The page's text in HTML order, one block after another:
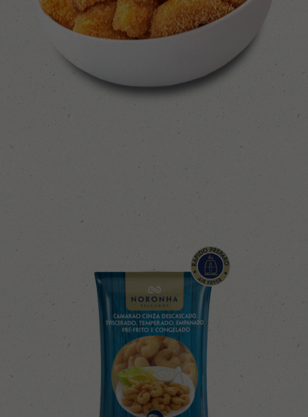
Popeye Seafood
Contato